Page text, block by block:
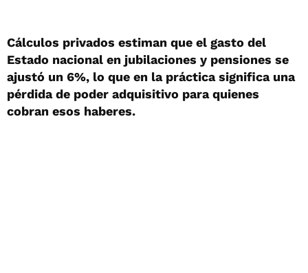
Cálculos privados estiman que el gasto del
Estado nacional en jubilaciones y pensiones se
ajustó un 6%, lo que en la práctica significa una
pérdida de poder adquisitivo para quienes
cobran esos haberes.